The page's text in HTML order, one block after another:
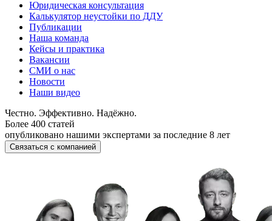
Юридическая консультация
Калькулятор неустойки по ДДУ
Публикации
Наша команда
Кейсы и практика
Вакансии
СМИ о нас
Новости
Наши видео
Честно. Эффективно. Надёжно.
Более 400 статей
опубликовано нашими экспертами за последние 8 лет
Связаться с компанией